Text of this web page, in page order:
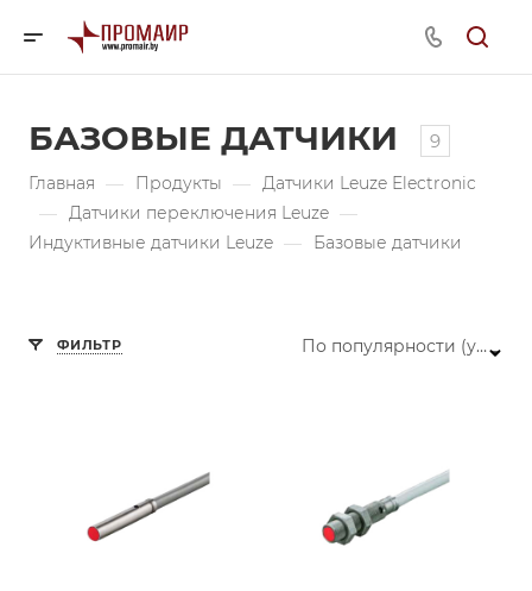
БАЗОВЫЕ ДАТЧИКИ 9
Главная — Продукты — Датчики Leuze Electronic
— Датчики переключения Leuze —
Индуктивные датчики Leuze — Базовые датчики
ФИЛЬТР По популярности (убывание)